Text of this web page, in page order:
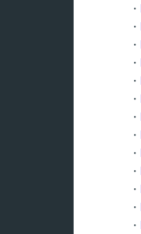
・
・
・
・
・
・
・
・
・
・
・
・
・